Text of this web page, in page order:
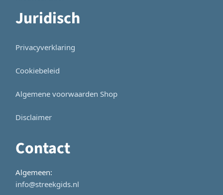
Juridisch
Privacyverklaring
Cookiebeleid
Algemene voorwaarden Shop
Disclaimer
Contact
Algemeen:
info@streekgids.nl